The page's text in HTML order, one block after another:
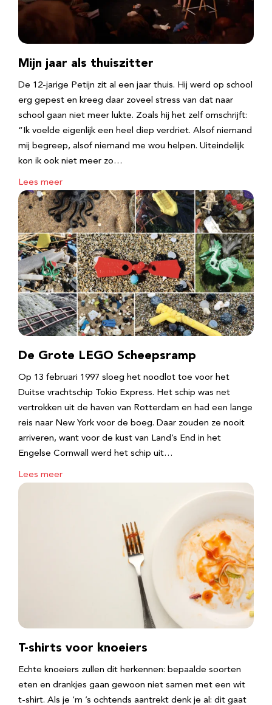
Mijn jaar als thuiszitter
De 12-jarige Petijn zit al een jaar thuis. Hij werd op school
erg gepest en kreeg daar zoveel stress van dat naar
school gaan niet meer lukte. Zoals hij het zelf omschrijft:
“Ik voelde eigenlijk een heel diep verdriet. Alsof niemand
mij begreep, alsof niemand me wou helpen. Uiteindelijk
kon ik ook niet meer zo…
Lees meer
De Grote LEGO Scheepsramp
Op 13 februari 1997 sloeg het noodlot toe voor het
Duitse vrachtschip Tokio Express. Het schip was net
vertrokken uit de haven van Rotterdam en had een lange
reis naar New York voor de boeg. Daar zouden ze nooit
arriveren, want voor de kust van Land’s End in het
Engelse Cornwall werd het schip uit…
Lees meer
T-shirts voor knoeiers
Echte knoeiers zullen dit herkennen: bepaalde soorten
eten en drankjes gaan gewoon niet samen met een wit
t-shirt. Als je ‘m ’s ochtends aantrekt denk je al: dit gaat